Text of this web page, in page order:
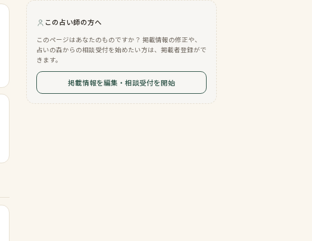
この占い師の方へ
このページはあなたのものですか？ 掲載情報の修正や、
占いの森からの相談受付を始めたい方は、掲載者登録がで
きます。
掲載情報を編集・相談受付を開始